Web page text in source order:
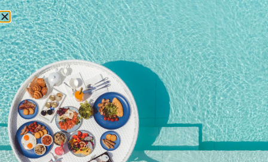
БРОНИРОВАНИЕ
Панель управления
организатора